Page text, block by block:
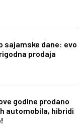
sajamske dane: evo
prodaja
godine prodano
automobila, hibridi